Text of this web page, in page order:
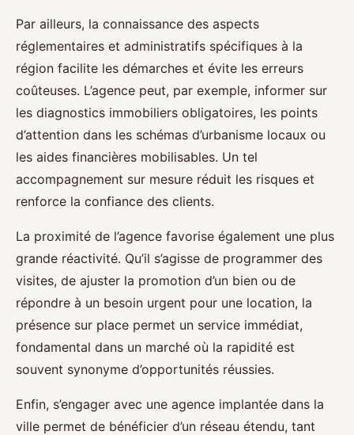
Par ailleurs, la connaissance des aspects
réglementaires et administratifs spécifiques à la
région facilite les démarches et évite les erreurs
coûteuses. L’agence peut, par exemple, informer sur
les diagnostics immobiliers obligatoires, les points
d’attention dans les schémas d’urbanisme locaux ou
les aides financières mobilisables. Un tel
accompagnement sur mesure réduit les risques et
renforce la confiance des clients.
La proximité de l’agence favorise également une plus
grande réactivité. Qu’il s’agisse de programmer des
visites, de ajuster la promotion d’un bien ou de
répondre à un besoin urgent pour une location, la
présence sur place permet un service immédiat,
fondamental dans un marché où la rapidité est
souvent synonyme d’opportunités réussies.
Enfin, s’engager avec une agence implantée dans la
ville permet de bénéficier d’un réseau étendu, tant